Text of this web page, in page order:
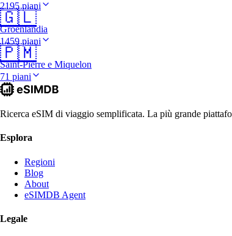
2195 piani
🇬🇱
Groenlandia
1459 piani
🇵🇲
Saint-Pierre e Miquelon
71 piani
Ricerca eSIM di viaggio semplificata. La più grande
Esplora
Regioni
Blog
About
eSIMDB Agent
Legale